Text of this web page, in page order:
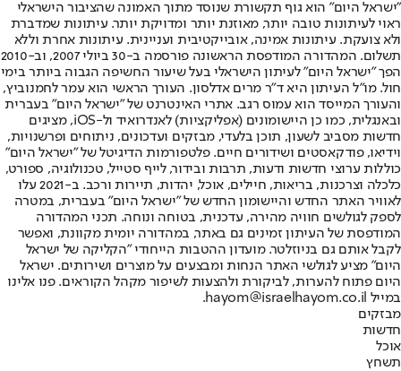
"ישראל היום" הוא גוף תקשורת שנוסד מתוך האמונה שהציבור הישראלי
ראוי לעיתונות טובה יותר, מאוזנת יותר ומדויקת יותר. עיתונות שמדברת
ולא צועקת. עיתונות אמינה, אובייקטיבית ועניינית. עיתונות אחרת וללא
תשלום. המהדורה המודפסת הראשונה פורסמה ב-30 ביולי 2007, וב-2010
הפך "ישראל היום" לעיתון הישראלי בעל שיעור החשיפה הגבוה ביותר בימי
חול. מו"ל העיתון היא ד"ר מרים אדלסון. העורך הראשי הוא עמר לחמנוביץ,
והעורך המייסד הוא עמוס רגב. אתרי האינטרנט של "ישראל היום" בעברית
ובאנגלית, כמו כן היישומונים (אפליקציות) לאנדרואיד ול-iOS, מציגים
חדשות מסביב לשעון, תוכן בלעדי, מבזקים ועדכונים, ניתוחים ופרשנויות,
וידיאו, פודקאסטים ושידורים חיים. פלטפורמות הדיגיטל של "ישראל היום"
כוללות ערוצי חדשות ודעות, תרבות ובידור, לייף סטייל, טכנולוגיה, ספורט,
כלכלה וצרכנות, בריאות, חיילים, אוכל, יהדות, תיירות ורכב. ב-2021 עלו
לאוויר האתר החדש והיישומון החדש של "ישראל היום" בעברית, במטרה
לספק לגולשים חוויה מהירה, עדכנית, בטוחה ונוחה. תכני המהדורה
המודפסת של העיתון זמינים גם באתר, במהדורה יומית מקוונת, ואפשר
לקבל אותם גם בניוזלטר. מועדון ההטבות הייחודי "הקליקה של ישראל
היום" מציע לגולשי האתר הנחות ומבצעים על מוצרים ושירותים. ישראל
היום פתוח להערות, לביקורת ולהצעות לשיפור מקהל הקוראים. פנו אלינו
במייל hayom@israelhayom.co.il.
מבזקים
חדשות
אוכל
תשחץ